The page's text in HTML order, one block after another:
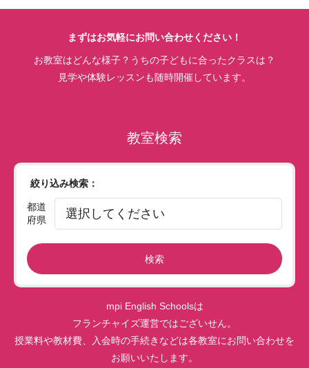
まずはお気軽にお問い合わせください！
お教室はどんな様子？うちの子どもに合ったクラスは？
見学や体験レッスンも随時開催しています。
教室検索
絞り込み検索：
都道
府県
検索
mpi English Schoolsは
フランチャイズ運営ではございせん。
授業料や教材費、入会時の手続きなどは各教室にお問い合わせを
お願いいたします。